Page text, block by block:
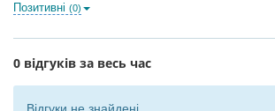
Позитивні (0)
0 відгуків за весь час